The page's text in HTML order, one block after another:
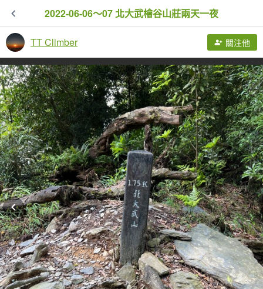
2022-06-06～07 北大武檜谷山莊兩天一夜
TT Climber 關注他